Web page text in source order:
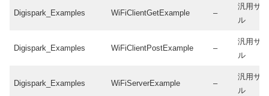
Digispark_Examples WiFiClientGetExample –
汎用サ
ル
Digispark_Examples WiFiClientPostExample –
汎用サ
ル
Digispark_Examples WiFiServerExample –
汎用サ
ル